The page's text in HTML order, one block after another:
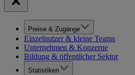
Preise & Zugänge
Einzelnutzer & kleine Teams
Unternehmen & Konzerne
Bildung & öffentlicher Sektor
Statistiken